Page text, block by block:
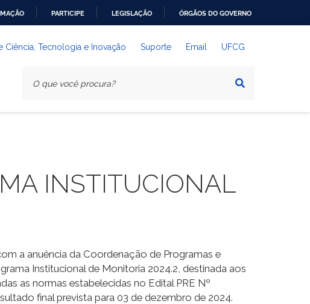
PARTICIPE LEGISLAÇÃO ÓRGÃOS DO GOVERNO
Ciência, Tecnologia e Inovação Suporte Email UFCG
INSTITUCIONAL
a anuência da Coordenação de Programas e
Institucional de Monitoria 2024.2, destinada aos
as normas estabelecidas no Edital PRE Nº
final prevista para 03 de dezembro de 2024.